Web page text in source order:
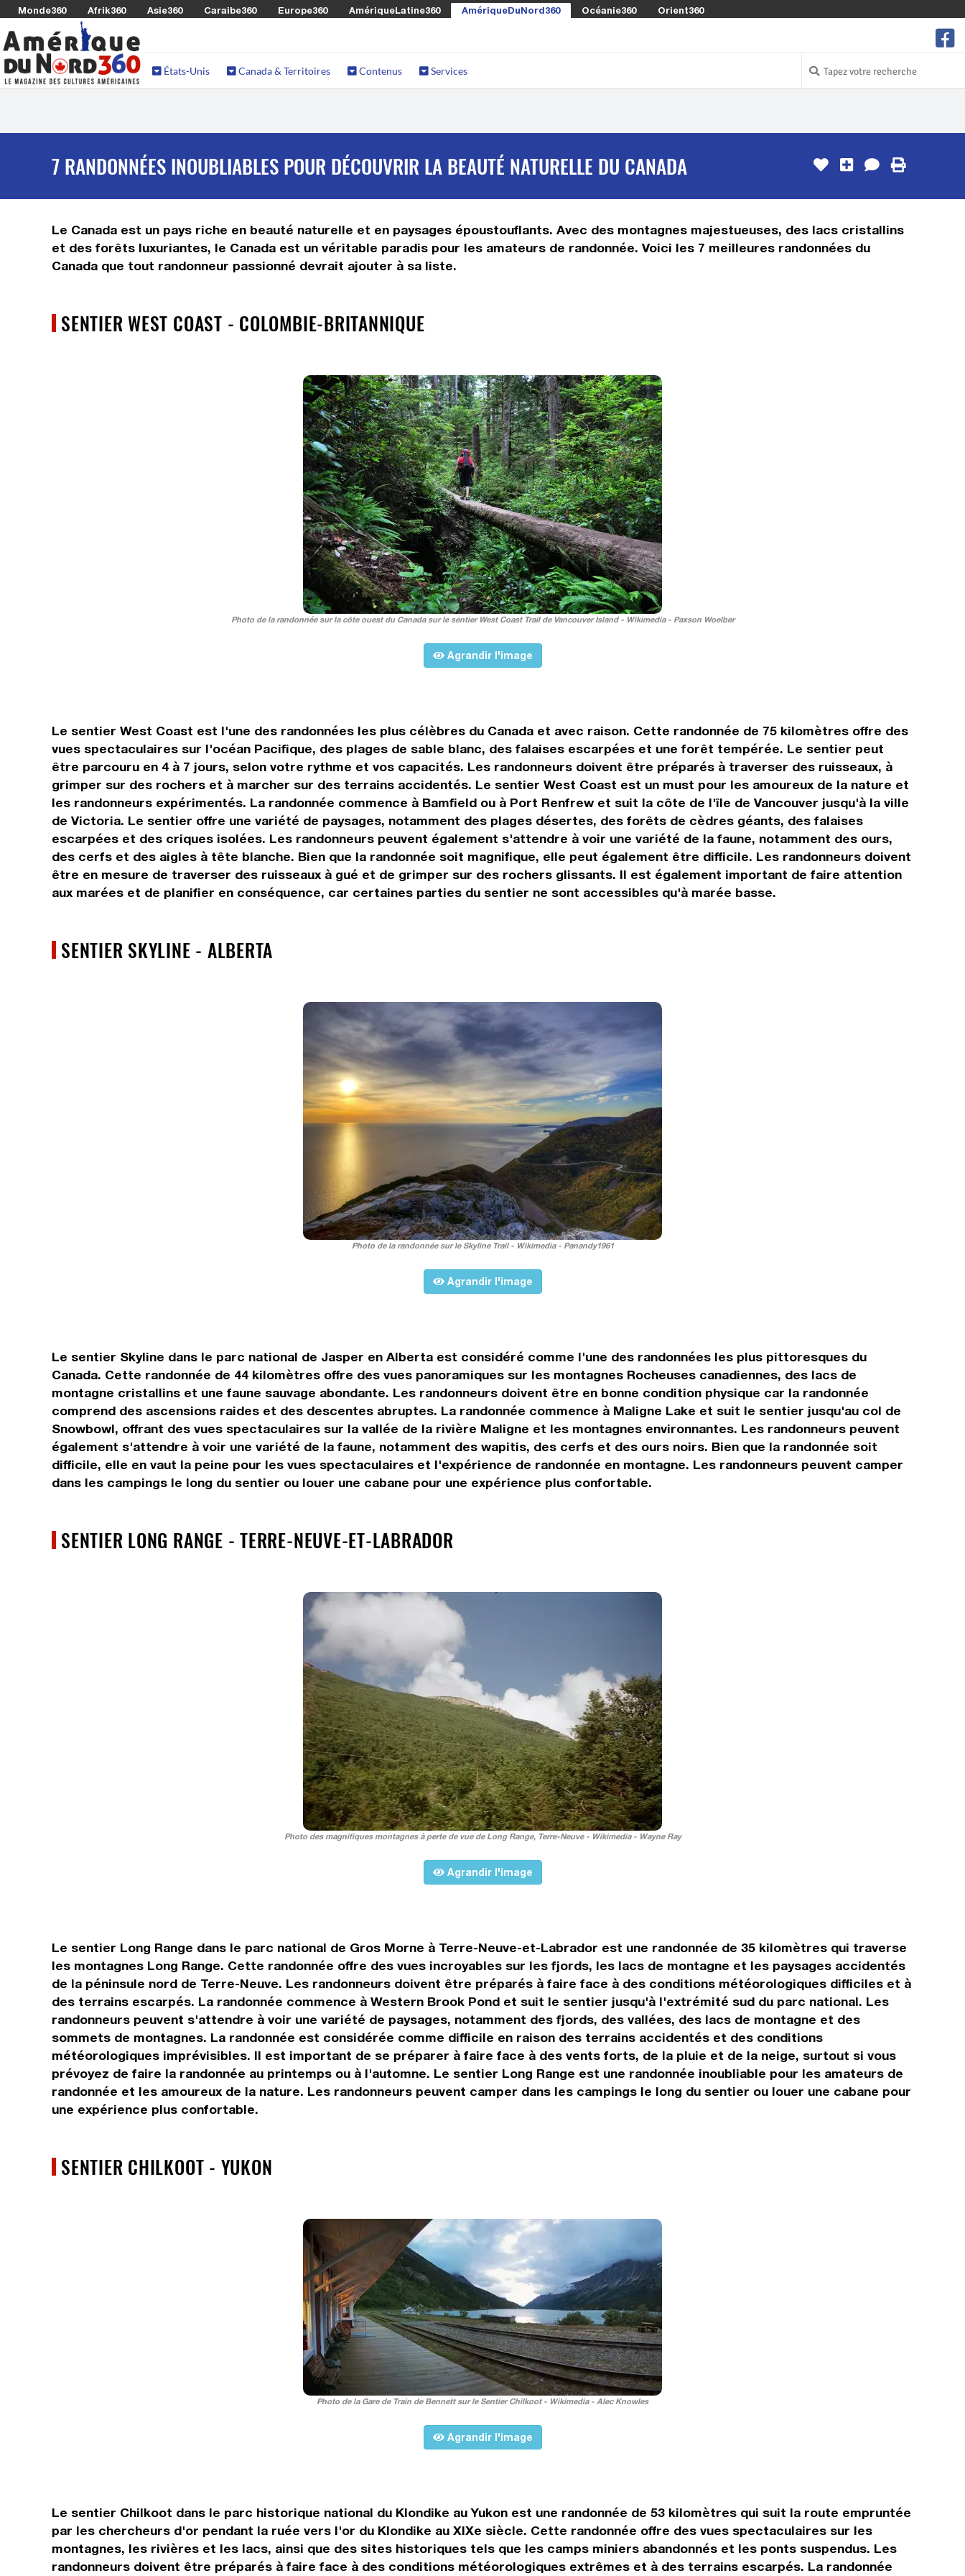
Monde360 Afrik360 Asie360 Caraibe360 Europe360 AmériqueLatine360 AmériqueDuNord360 Océanie360 Orient360
États-Unis Canada & Territoires Contenus Services
7 RANDONNÉES INOUBLIABLES POUR DÉCOUVRIR LA BEAUTÉ NATURELLE DU CANADA
Le Canada est un pays riche en beauté naturelle et en paysages époustouflants. Avec des montagnes majestueuses, des lacs cristallins
et des forêts luxuriantes, le Canada est un véritable paradis pour les amateurs de randonnée. Voici les 7 meilleures randonnées du
Canada que tout randonneur passionné devrait ajouter à sa liste.
SENTIER WEST COAST - COLOMBIE-BRITANNIQUE
Photo de la randonnée sur la côte ouest du Canada sur le sentier West Coast Trail de Vancouver Island - Wikimedia - Paxson Woelber
Agrandir l'image
Le sentier West Coast est l'une des randonnées les plus célèbres du Canada et avec raison. Cette randonnée de 75 kilomètres offre des
vues spectaculaires sur l'océan Pacifique, des plages de sable blanc, des falaises escarpées et une forêt tempérée. Le sentier peut
être parcouru en 4 à 7 jours, selon votre rythme et vos capacités. Les randonneurs doivent être préparés à traverser des ruisseaux, à
grimper sur des rochers et à marcher sur des terrains accidentés. Le sentier West Coast est un must pour les amoureux de la nature et
les randonneurs expérimentés. La randonnée commence à Bamfield ou à Port Renfrew et suit la côte de l'île de Vancouver jusqu'à la ville
de Victoria. Le sentier offre une variété de paysages, notamment des plages désertes, des forêts de cèdres géants, des falaises
escarpées et des criques isolées. Les randonneurs peuvent également s'attendre à voir une variété de la faune, notamment des ours,
des cerfs et des aigles à tête blanche. Bien que la randonnée soit magnifique, elle peut également être difficile. Les randonneurs doivent
être en mesure de traverser des ruisseaux à gué et de grimper sur des rochers glissants. Il est également important de faire attention
aux marées et de planifier en conséquence, car certaines parties du sentier ne sont accessibles qu'à marée basse.
SENTIER SKYLINE - ALBERTA
Photo de la randonnée sur le Skyline Trail - Wikimedia - Panandy1961
Agrandir l'image
Le sentier Skyline dans le parc national de Jasper en Alberta est considéré comme l'une des randonnées les plus pittoresques du
Canada. Cette randonnée de 44 kilomètres offre des vues panoramiques sur les montagnes Rocheuses canadiennes, des lacs de
montagne cristallins et une faune sauvage abondante. Les randonneurs doivent être en bonne condition physique car la randonnée
comprend des ascensions raides et des descentes abruptes. La randonnée commence à Maligne Lake et suit le sentier jusqu'au col de
Snowbowl, offrant des vues spectaculaires sur la vallée de la rivière Maligne et les montagnes environnantes. Les randonneurs peuvent
également s'attendre à voir une variété de la faune, notamment des wapitis, des cerfs et des ours noirs. Bien que la randonnée soit
difficile, elle en vaut la peine pour les vues spectaculaires et l'expérience de randonnée en montagne. Les randonneurs peuvent camper
dans les campings le long du sentier ou louer une cabane pour une expérience plus confortable.
SENTIER LONG RANGE - TERRE-NEUVE-ET-LABRADOR
Photo des magnifiques montagnes à perte de vue de Long Range, Terre-Neuve - Wikimedia - Wayne Ray
Agrandir l'image
Le sentier Long Range dans le parc national de Gros Morne à Terre-Neuve-et-Labrador est une randonnée de 35 kilomètres qui traverse
les montagnes Long Range. Cette randonnée offre des vues incroyables sur les fjords, les lacs de montagne et les paysages accidentés
de la péninsule nord de Terre-Neuve. Les randonneurs doivent être préparés à faire face à des conditions météorologiques difficiles et à
des terrains escarpés. La randonnée commence à Western Brook Pond et suit le sentier jusqu'à l'extrémité sud du parc national. Les
randonneurs peuvent s'attendre à voir une variété de paysages, notamment des fjords, des vallées, des lacs de montagne et des
sommets de montagnes. La randonnée est considérée comme difficile en raison des terrains accidentés et des conditions
météorologiques imprévisibles. Il est important de se préparer à faire face à des vents forts, de la pluie et de la neige, surtout si vous
prévoyez de faire la randonnée au printemps ou à l'automne. Le sentier Long Range est une randonnée inoubliable pour les amateurs de
randonnée et les amoureux de la nature. Les randonneurs peuvent camper dans les campings le long du sentier ou louer une cabane pour
une expérience plus confortable.
SENTIER CHILKOOT - YUKON
Photo de la Gare de Train de Bennett sur le Sentier Chilkoot - Wikimedia - Alec Knowles
Agrandir l'image
Le sentier Chilkoot dans le parc historique national du Klondike au Yukon est une randonnée de 53 kilomètres qui suit la route empruntée
par les chercheurs d'or pendant la ruée vers l'or du Klondike au XIXe siècle. Cette randonnée offre des vues spectaculaires sur les
montagnes, les rivières et les lacs, ainsi que des sites historiques tels que les camps miniers abandonnés et les ponts suspendus. Les
randonneurs doivent être préparés à faire face à des conditions météorologiques extrêmes et à des terrains escarpés. La randonnée